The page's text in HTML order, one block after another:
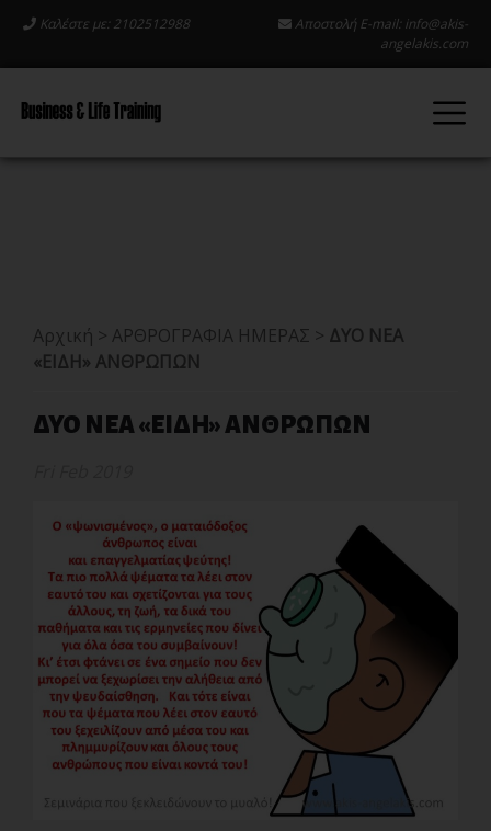
Καλέστε με: 2102512988 Αποστολή E-mail: info@akis-
angelakis.com
Αρχική > ΑΡΘΡΟΓΡΑΦΙΑ ΗΜΕΡΑΣ > ΔΥΟ ΝΕΑ
«ΕΙΔΗ» ΑΝΘΡΩΠΩΝ
ΔΥΟ ΝΕΑ «ΕΙΔΗ» ΑΝΘΡΩΠΩΝ